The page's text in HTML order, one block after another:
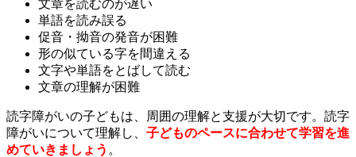
文章を読むのが遅い
単語を読み誤る
促音・拗音の発音が困難
形の似ている字を間違える
文字や単語をとばして読む
文章の理解が困難
読字障がいの子どもは、周囲の理解と支援が大切です。読字
障がいについて理解し、 子どものペースに合わせて学習を進
めていきましょう 。